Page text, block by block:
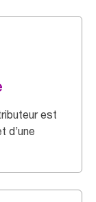
est
d’une